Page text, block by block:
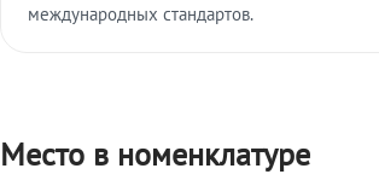
международных стандартов.
Место в номенклатуре